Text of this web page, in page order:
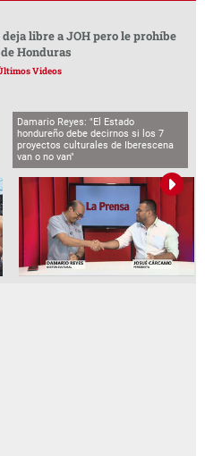
libre a JOH pero le prohíbe
Honduras
Videos
Damario Reyes: "El Estado
hondureño debe decirnos si los 7
proyectos culturales de Iberescena
van o no van"